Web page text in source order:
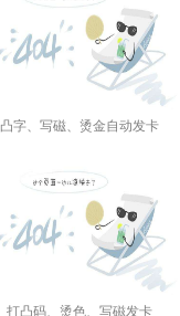
凸字、写磁、烫金自动发卡
打凸码、烫色、写磁发卡